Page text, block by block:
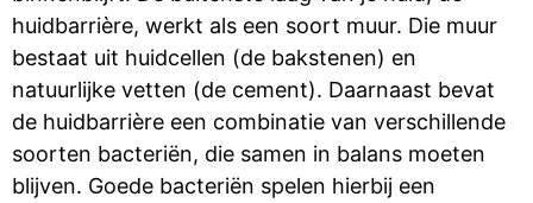
huidbarrière, werkt als een soort muur. Die muur
bestaat uit huidcellen (de bakstenen) en
natuurlijke vetten (de cement). Daarnaast bevat
de huidbarrière een combinatie van verschillende
soorten bacteriën, die samen in balans moeten
blijven. Goede bacteriën spelen hierbij een